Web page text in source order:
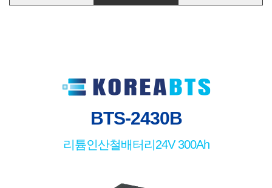
BTS-2430B
리튬인산철배터리24V 300Ah